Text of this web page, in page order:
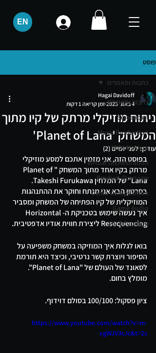
EN
פוסט
כתבות ומאמרים
Screencast
Music Production
MIDI Mockup
Virtual Orchestration
Product Overview
Demo Composition
Game Audio
HD Education
כתבות ומאמרים
ניתוח מוזיקלי מרתק של קיו מתוך
המשחק 'Planet of Lana'
Hagai Davidoff
4 באוג׳ 2023
זמן קריאה 1 דקות
עודכן:לפני יומיים (2)
בפוסט הזה, אני מזמין אתכם למסע מוזיקלי
מרתק בקיו אחד מתוך המשחק "Planet of
Lana" של המלחין Takeshi Furukawa.
בסרטון הבא אני מנתח וחוקר את ההתנהגות
המוזיקלית של קיו הפתיחה של המשחק ומסביר
איך נעשה שימוש בטכניקת ה-Horizontal
Resequencing ליצירת חווית אודיו אדפטיבית.
בואו לגלות איך המוזיקה במשחק משפיעה על
הסיפור ויוצרת קשר נרטיבי, וכיצד היא תורמת
לסאונד של העולם של "Planet of Lana".
מומלץ בחום.
ציון פסקול: 100/100 בסולם דוידוף.
https://www.youtube.com/watch?v=m-
xgWJV3cJc&t=2s